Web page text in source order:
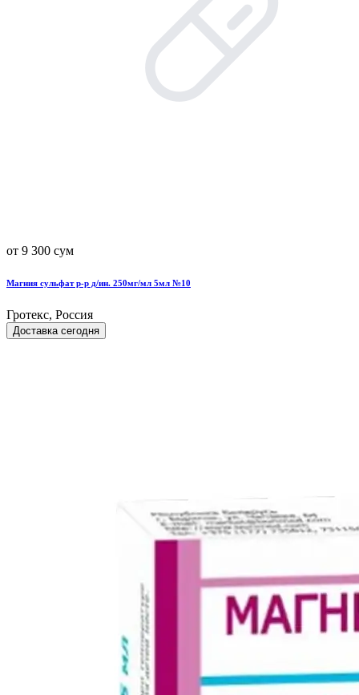
от 9 300 сум
Магния сульфат р-р д/ин. 250мг/мл 5мл №10
Гротекс, Россия
Доставка сегодня